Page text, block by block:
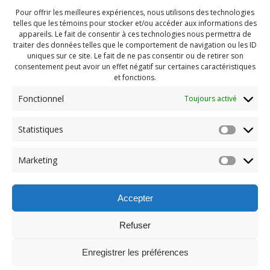
Pour offrir les meilleures expériences, nous utilisons des technologies
telles que les témoins pour stocker et/ou accéder aux informations des
appareils. Le fait de consentir à ces technologies nous permettra de
traiter des données telles que le comportement de navigation ou les ID
uniques sur ce site. Le fait de ne pas consentir ou de retirer son
consentement peut avoir un effet négatif sur certaines caractéristiques
et fonctions.
Fonctionnel Toujours activé
Statistiques
Marketing
Accepter
Refuser
Enregistrer les préférences
Navigation
de
l'article
Previous:
post:
© 2026 Maison des Jeunes de Boucherville.